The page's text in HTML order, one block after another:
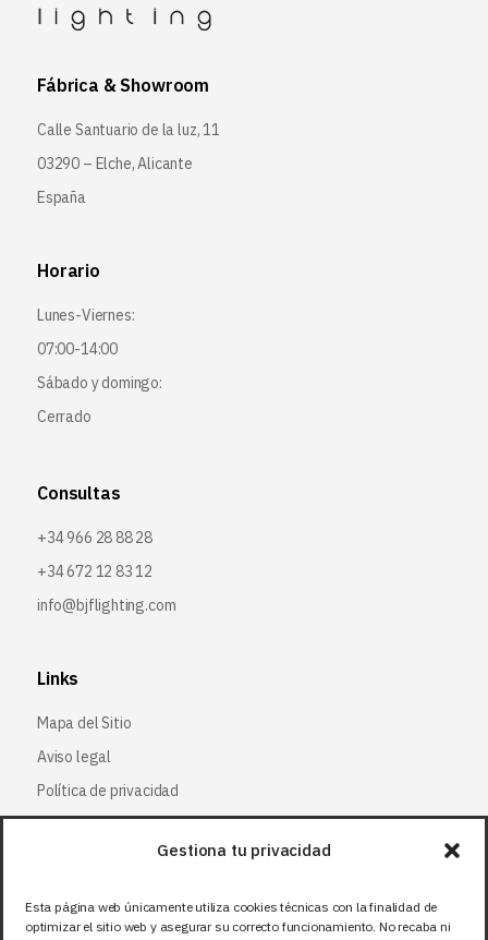
Gestiona tu privacidad
Esta página web únicamente utiliza cookies técnicas con la finalidad de
optimizar el sitio web y asegurar su correcto funcionamiento. No recaba ni
Fábrica & Showroom
Calle Santuario de la luz, 11
03290 – Elche, Alicante
España
Horario
Lunes-Viernes:
07:00-14:00
Sábado y domingo:
Cerrado
Consultas
+34 966 28 88 28
+34 672 12 83 12
info@bjflighting.com
Links
Mapa del Sitio
Aviso legal
Política de privacidad
Política de cookies
Síguenos